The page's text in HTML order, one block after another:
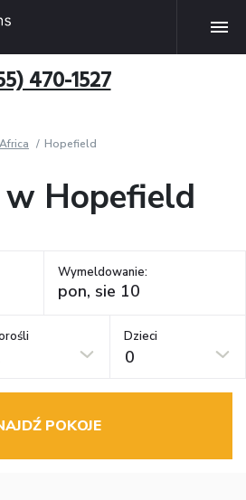
470-1527
Hopefield
Hopefield
Wymeldowanie:
Dzieci
0
POKOJE